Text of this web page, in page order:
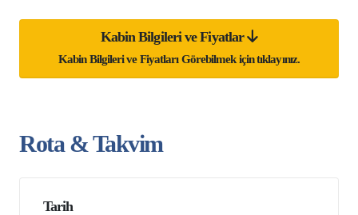
Kabin Bilgileri ve Fiyatlar
Kabin Bilgileri ve Fiyatları Görebilmek için tıklayınız.
Rota & Takvim
Tarih